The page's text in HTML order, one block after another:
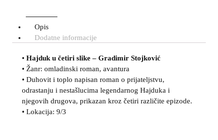
Opis
Dodatne informacije
• Hajduk u četiri slike – Gradimir Stojković
• Žanr: omladinski roman, avantura
• Duhovit i toplo napisan roman o prijateljstvu,
odrastanju i nestašlucima legendarnog Hajduka i
njegovih drugova, prikazan kroz četiri različite epizode.
• Lokacija: 9/3